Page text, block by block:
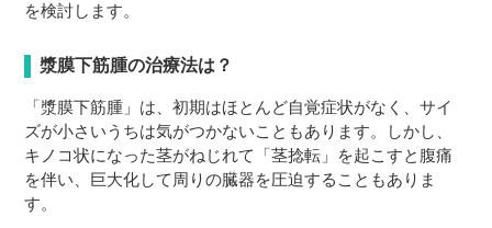
を検討します。
漿膜下筋腫の治療法は？
「漿膜下筋腫」は、初期はほとんど自覚症状がなく、サイ
ズが小さいうちは気がつかないこともあります。しかし、
キノコ状になった茎がねじれて「茎捻転」を起こすと腹痛
を伴い、巨大化して周りの臓器を圧迫することもありま
す。